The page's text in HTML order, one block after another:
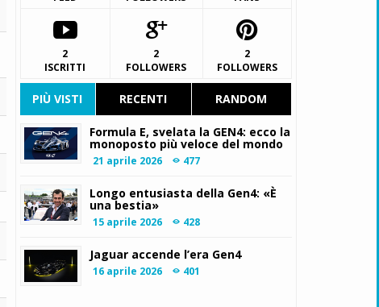
2
ISCRITTI
2
FOLLOWERS
2
FOLLOWERS
PIÙ VISTI RECENTI RANDOM
Formula E, svelata la GEN4: ecco la
monoposto più veloce del mondo
21 aprile 2026 477
Longo entusiasta della Gen4: «È
una bestia»
15 aprile 2026 428
Jaguar accende l’era Gen4
16 aprile 2026 401